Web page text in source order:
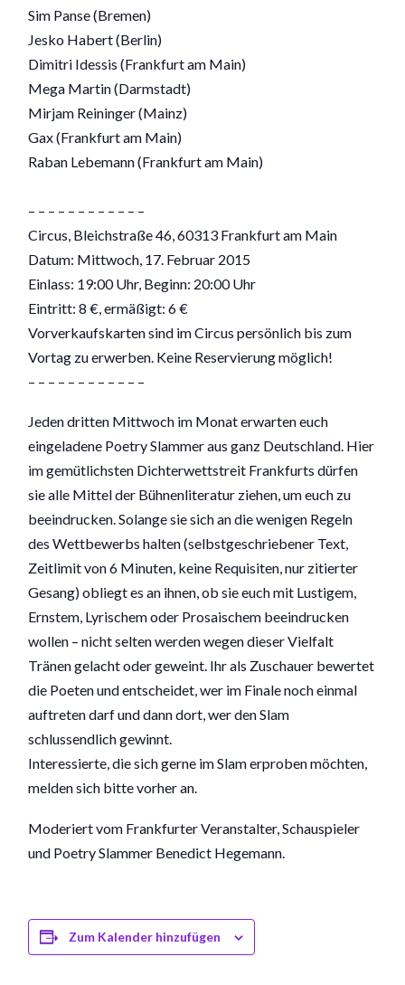
Sim Panse (Bremen)
Jesko Habert (Berlin)
Dimitri Idessis (Frankfurt am Main)
Mega Martin (Darmstadt)
Mirjam Reininger (Mainz)
Gax (Frankfurt am Main)
Raban Lebemann (Frankfurt am Main)
– – – – – – – – – – – –
Circus, Bleichstraße 46, 60313 Frankfurt am Main
Datum: Mittwoch, 17. Februar 2015
Einlass: 19:00 Uhr, Beginn: 20:00 Uhr
Eintritt: 8 €, ermäßigt: 6 €
Vorverkaufskarten sind im Circus persönlich bis zum
Vortag zu erwerben. Keine Reservierung möglich!
– – – – – – – – – – – –
Jeden dritten Mittwoch im Monat erwarten euch
eingeladene Poetry Slammer aus ganz Deutschland. Hier
im gemütlichsten Dichterwettstreit Frankfurts dürfen
sie alle Mittel der Bühnenliteratur ziehen, um euch zu
beeindrucken. Solange sie sich an die wenigen Regeln
des Wettbewerbs halten (selbstgeschriebener Text,
Zeitlimit von 6 Minuten, keine Requisiten, nur zitierter
Gesang) obliegt es an ihnen, ob sie euch mit Lustigem,
Ernstem, Lyrischem oder Prosaischem beeindrucken
wollen – nicht selten werden wegen dieser Vielfalt
Tränen gelacht oder geweint. Ihr als Zuschauer bewertet
die Poeten und entscheidet, wer im Finale noch einmal
auftreten darf und dann dort, wer den Slam
schlussendlich gewinnt.
Interessierte, die sich gerne im Slam erproben möchten,
melden sich bitte vorher an.
Moderiert vom Frankfurter Veranstalter, Schauspieler
und Poetry Slammer Benedict Hegemann.
Zum Kalender hinzufügen